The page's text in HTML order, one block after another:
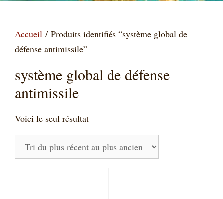
Accueil / Produits identifiés “système global de
défense antimissile”
système global de défense
antimissile
Voici le seul résultat